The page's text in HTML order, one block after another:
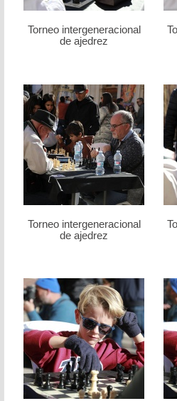
Torneo intergeneracional
de ajedrez
Torneo intergeneracional
de ajedrez